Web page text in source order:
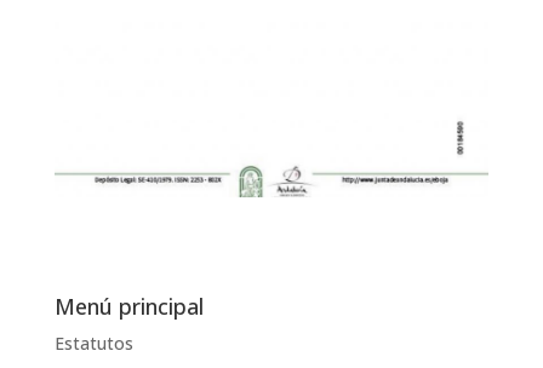
Menú principal
Estatutos